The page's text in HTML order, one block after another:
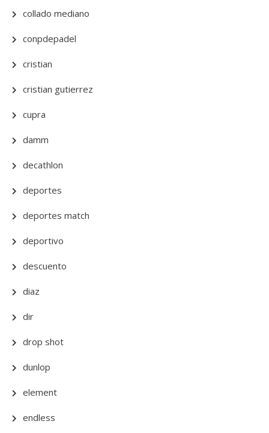
collado mediano
conpdepadel
cristian
cristian gutierrez
cupra
damm
decathlon
deportes
deportes match
deportivo
descuento
diaz
dir
drop shot
dunlop
element
endless